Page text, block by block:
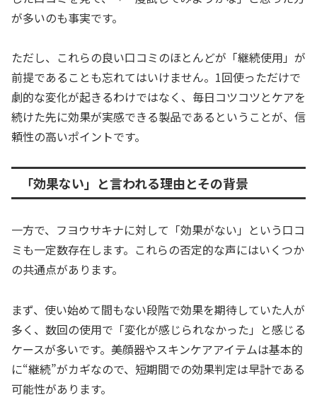
が多いのも事実です。
ただし、これらの良い口コミのほとんどが「継続使用」が
前提であることも忘れてはいけません。1回使っただけで
劇的な変化が起きるわけではなく、毎日コツコツとケアを
続けた先に効果が実感できる製品であるということが、信
頼性の高いポイントです。
「効果ない」と言われる理由とその背景
一方で、フヨウサキナに対して「効果がない」という口コ
ミも一定数存在します。これらの否定的な声にはいくつか
の共通点があります。
まず、使い始めて間もない段階で効果を期待していた人が
多く、数回の使用で「変化が感じられなかった」と感じる
ケースが多いです。美顔器やスキンケアアイテムは基本的
に“継続”がカギなので、短期間での効果判定は早計である
可能性があります。